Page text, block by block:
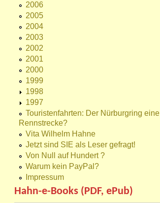
2006
2005
2004
2003
2002
2001
2000
1999
1998
1997
Touristenfahrten: Der Nürburgring eine
Rennstrecke?
Vita Wilhelm Hahne
Jetzt sind SIE als Leser gefragt!
Von Null auf Hundert ?
Warum kein PayPal?
Impressum
Hahn-e-Books (PDF, ePub)